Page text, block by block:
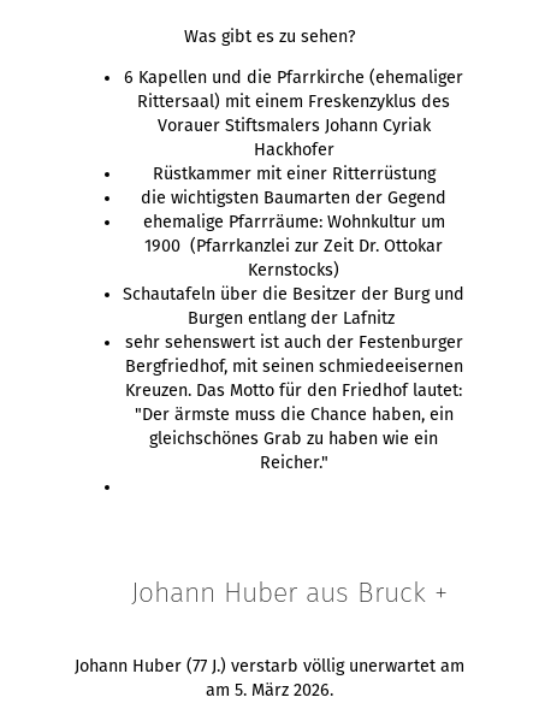
Was gibt es zu sehen?
6 Kapellen und die Pfarrkirche (ehemaliger
Rittersaal) mit einem Freskenzyklus des
Vorauer Stiftsmalers Johann Cyriak
Hackhofer
Rüstkammer mit einer Ritterrüstung
die wichtigsten Baumarten der Gegend
ehemalige Pfarrräume: Wohnkultur um
1900 (Pfarrkanzlei zur Zeit Dr. Ottokar
Kernstocks)
Schautafeln über die Besitzer der Burg und
Burgen entlang der Lafnitz
sehr sehenswert ist auch der Festenburger
Bergfriedhof, mit seinen schmiedeeisernen
Kreuzen. Das Motto für den Friedhof lautet:
"Der ärmste muss die Chance haben, ein
gleichschönes Grab zu haben wie ein
Reicher."
Johann Huber aus Bruck +
Johann Huber (77 J.) verstarb völlig unerwartet am
am 5. März 2026.